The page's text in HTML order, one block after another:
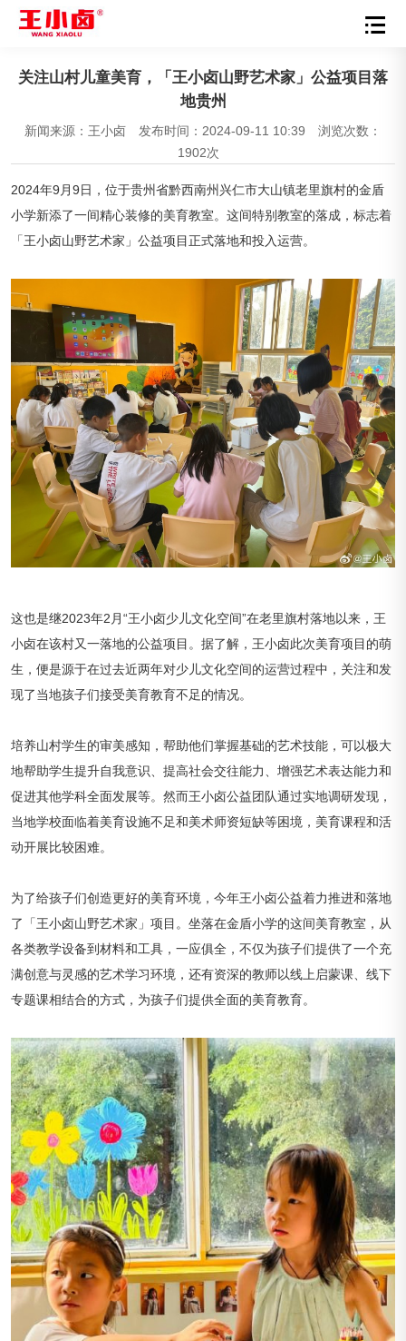
关注山村儿童美育，「王小卤山野艺术家」公益项目落
地贵州
新闻来源：王小卤 发布时间：2024-09-11 10:39
浏览次数：
1902次
2024年9月9日，位于贵州省黔西南州兴仁市大山镇老里旗村的金盾
小学新添了一间精心装修的美育教室。这间特别教室的落成，标志着
「王小卤山野艺术家」公益项目正式落地和投入运营。
这也是继2023年2月“王小卤少儿文化空间”在老里旗村落地以来，王
小卤在该村又一落地的公益项目。据了解，王小卤此次美育项目的萌
生，便是源于在过去近两年对少儿文化空间的运营过程中，关注和发
现了当地孩子们接受美育教育不足的情况。
培养山村学生的审美感知，帮助他们掌握基础的艺术技能，可以极大
地帮助学生提升自我意识、提高社会交往能力、增强艺术表达能力和
促进其他学科全面发展等。然而王小卤公益团队通过实地调研发现，
当地学校面临着美育设施不足和美术师资短缺等困境，美育课程和活
动开展比较困难。
为了给孩子们创造更好的美育环境，今年王小卤公益着力推进和落地
了「王小卤山野艺术家」项目。坐落在金盾小学的这间美育教室，从
各类教学设备到材料和工具，一应俱全，不仅为孩子们提供了一个充
满创意与灵感的艺术学习环境，还有资深的教师以线上启蒙课、线下
专题课相结合的方式，为孩子们提供全面的美育教育。